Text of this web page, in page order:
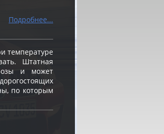
Подробнее...
температуре
Штатная
и может
по которым